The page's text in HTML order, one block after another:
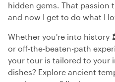
hidden gems. That passion
and now I get to do what I
Whether you're into
or off-the-beaten-path
your tour is tailored to your
dishes? Explore ancient